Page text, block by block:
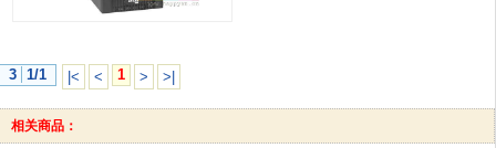
3 1/1 |< < 1 > >|
相关商品：